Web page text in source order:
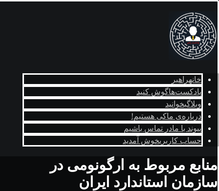
خانهراهبر
پادکست‌هاگوش کنید
وبلاگبخوانید
درباره‌ی ماکی هستیم!
پیوند با مادر تماس باشیم
حساب کاربریخوش آمدید
منابع مربوط به ارگونومی در
سازمان استاندارد ایران